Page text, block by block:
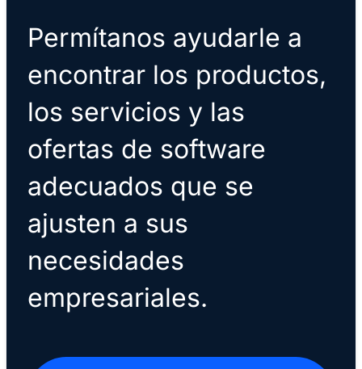
Permítanos ayudarle a
encontrar los productos,
los servicios y las
ofertas de software
adecuados que se
ajusten a sus
necesidades
empresariales.